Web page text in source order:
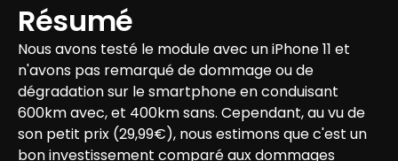
Résumé
Nous avons testé le module avec un iPhone 11 et
n'avons pas remarqué de dommage ou de
dégradation sur le smartphone en conduisant
600km avec, et 400km sans. Cependant, au vu de
son petit prix (29,99€), nous estimons que c'est un
bon investissement comparé aux dommages